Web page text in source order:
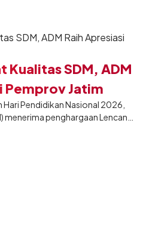
SDM, ADM
Pemprov Jatim
Pendidikan Nasional 2026,
penghargaan Lencana
Pemerintah Provinsi Jawa
sebagai bentuk apresiasi
pengembangan